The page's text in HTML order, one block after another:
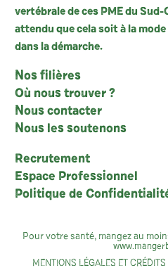
vertébrale de ces PME du
attendu que cela soit à la mode
dans la démarche.
Nos filières
Où nous trouver ?
Nous contacter
Nous les soutenons
Recrutement
Espace Professionnel
Politique de
Pour votre santé, mangez au
MENTIONS LÉGALES ET CRÉDITS